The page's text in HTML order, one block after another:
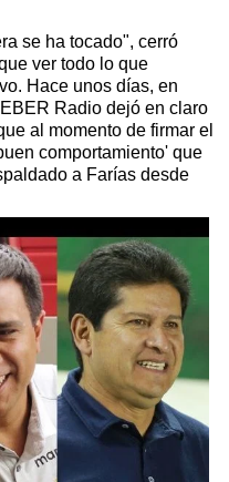
se ha tocado", cerró
ver todo lo que
Hace unos días, en
Radio dejó en claro
al momento de firmar el
comportamiento' que
a Farías desde